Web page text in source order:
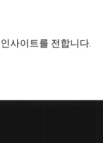
사이트를 전합니다.